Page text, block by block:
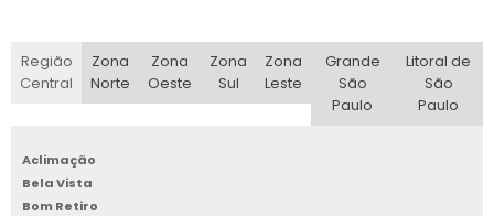
futuro do seu negócio.
RELACIONAMENTO COM
Outro fator que pode influenciar diretamente
no sucesso da
Região
Central
Zona
Norte
Zona
Oeste
Zona
Sul
Zona
Leste
Grande
São
Paulo
Litoral de
São
Paulo
Aclimação
Bela Vista
Bom Retiro